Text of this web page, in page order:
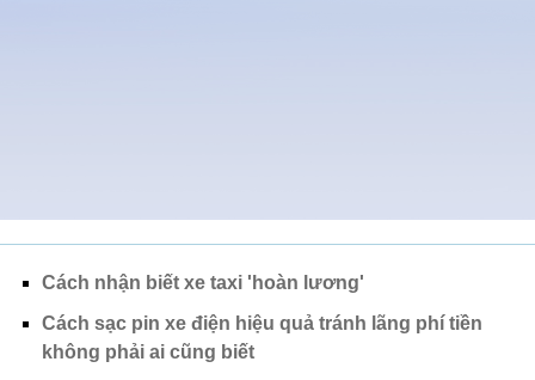
Cách nhận biết xe taxi 'hoàn lương'
Cách sạc pin xe điện hiệu quả tránh lãng phí tiền
không phải ai cũng biết